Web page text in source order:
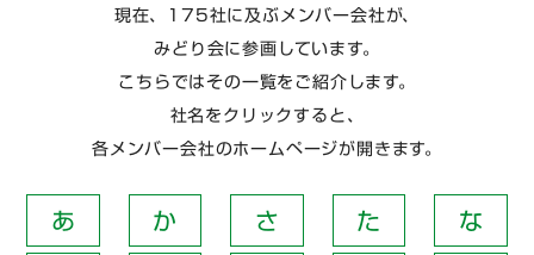
現在、175社に及ぶメンバー会社が、
みどり会に参画しています。
こちらではその一覧をご紹介します。
社名をクリックすると、
各メンバー会社のホームページが開きます。
あ か さ た な